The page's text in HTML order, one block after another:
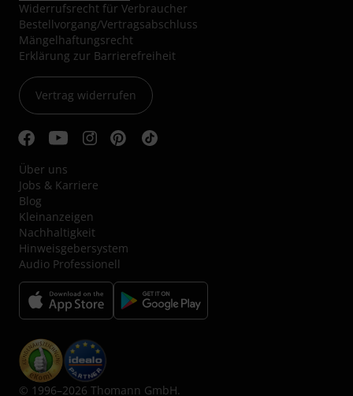
Widerrufsrecht für Verbraucher
Bestellvorgang/Vertragsabschluss
Mängelhaftungsrecht
Erklärung zur Barrierefreiheit
Vertrag widerrufen
Über uns
Jobs & Karriere
Blog
Kleinanzeigen
Nachhaltigkeit
Hinweisgebersystem
Audio Professionell
© 1996–2026 Thomann GmbH.